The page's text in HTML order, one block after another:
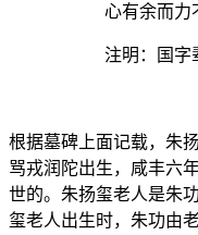
心有余而力
注明：国字
根据墓碑上面记载，朱
骂戎润陀出生，咸丰六
世的。朱扬玺老人是朱
玺老人出生时，朱功由